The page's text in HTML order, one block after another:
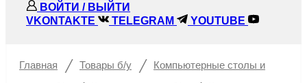
ВОЙТИ / ВЫЙТИ
VKONTAKTE
TELEGRAM YOUTUBE
Главная / Товары б/у / Компьютерные столы и